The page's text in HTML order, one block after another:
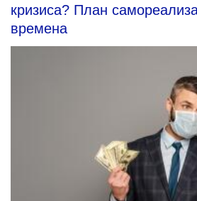
кризиса? План
времена